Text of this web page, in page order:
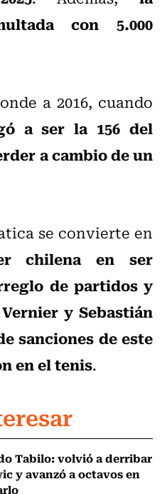
con 5.000
a 2016, cuando
a ser la 156 del
a cambio de un
se convierte en
chilena en ser
de partidos y
y Sebastián
sanciones de este
en el tenis.
Tabilo: volvió a derribar
y avanzó a octavos en